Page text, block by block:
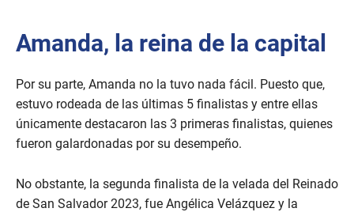
Amanda, la reina de la capital
Por su parte, Amanda no la tuvo nada fácil. Puesto que,
estuvo rodeada de las últimas 5 finalistas y entre ellas
únicamente destacaron las 3 primeras finalistas, quienes
fueron galardonadas por su desempeño.
No obstante, la segunda finalista de la velada del Reinado
de San Salvador 2023, fue Angélica Velázquez y la